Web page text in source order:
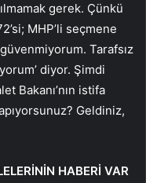
gerek. Çünkü
MHP’li seçmene
Tarafsız
diyor. Şimdi
Bakanı’nın istifa
Geldiniz,
HABERİ VAR